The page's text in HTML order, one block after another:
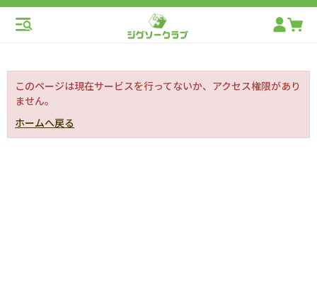
このページは現在サービスを行ってないか、アクセス権限があり
ません。
ホームへ戻る